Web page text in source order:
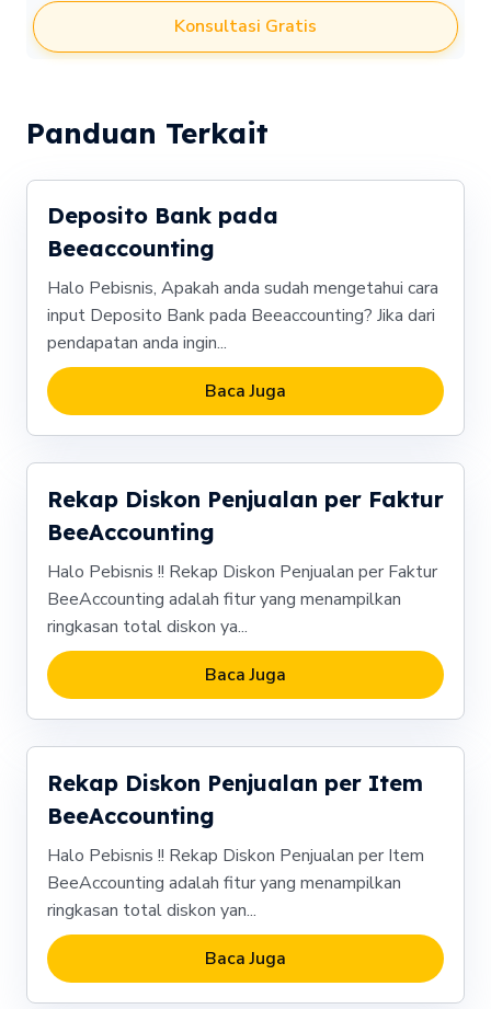
Konsultasi Gratis
Panduan Terkait
Deposito Bank pada
Beeaccounting
Halo Pebisnis, Apakah anda sudah mengetahui cara
input Deposito Bank pada Beeaccounting? Jika dari
pendapatan anda ingin...
Baca Juga
Rekap Diskon Penjualan per Faktur
BeeAccounting
Halo Pebisnis !! Rekap Diskon Penjualan per Faktur
BeeAccounting adalah fitur yang menampilkan
ringkasan total diskon ya...
Baca Juga
Rekap Diskon Penjualan per Item
BeeAccounting
Halo Pebisnis !! Rekap Diskon Penjualan per Item
BeeAccounting adalah fitur yang menampilkan
ringkasan total diskon yan...
Baca Juga